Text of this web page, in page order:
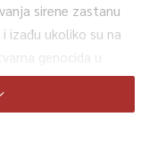
sirene zastanu
izađu ukoliko su na
genocida u